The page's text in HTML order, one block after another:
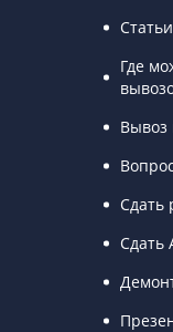
Статьи
Где
Сдать
Сдать